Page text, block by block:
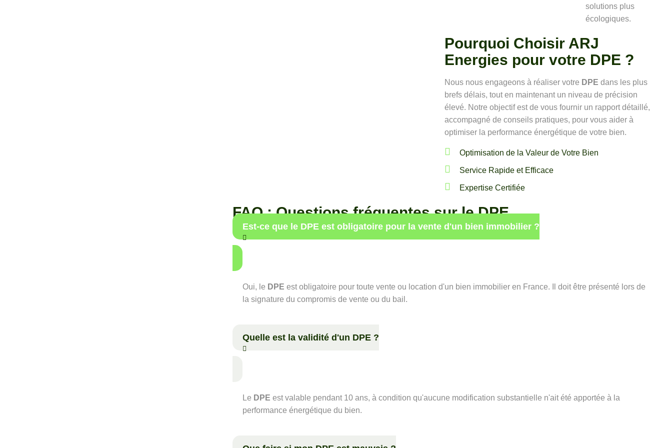
solutions plus
écologiques.
Pourquoi Choisir ARJ
Energies pour votre DPE ?
Nous nous engageons à réaliser votre DPE dans les plus
brefs délais, tout en maintenant un niveau de précision
élevé. Notre objectif est de vous fournir un rapport détaillé,
accompagné de conseils pratiques, pour vous aider à
optimiser la performance énergétique de votre bien.
Optimisation de la Valeur de Votre Bien
Service Rapide et Efficace
Expertise Certifiée
FAQ : Questions fréquentes sur le DPE
Est-ce que le DPE est obligatoire pour la vente d'un bien immobilier ?
Oui, le DPE est obligatoire pour toute vente ou location d'un bien immobilier en France. Il doit être présenté lors de
la signature du compromis de vente ou du bail.
Quelle est la validité d'un DPE ?
Le DPE est valable pendant 10 ans, à condition qu'aucune modification substantielle n'ait été apportée à la
performance énergétique du bien.